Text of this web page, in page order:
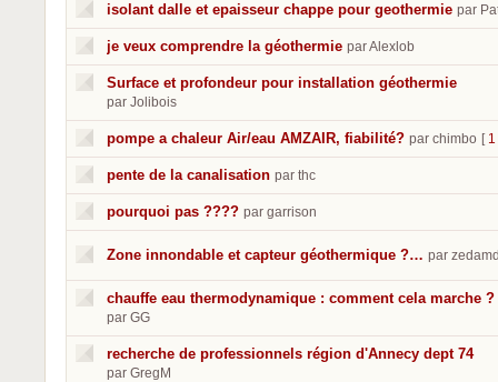
isolant dalle et epaisseur chappe pour geothermie par
je veux comprendre la géothermie par Alexlob
Surface et profondeur pour installation géothermie
par Jolibois
pompe a chaleur Air/eau AMZAIR, fiabilité? par chimbo [ 1
pente de la canalisation par thc
pourquoi pas ???? par garrison
Zone innondable et capteur géothermique ?… par
chauffe eau thermodynamique : comment cela marche ?
par GG
recherche de professionnels région d'Annecy dept 74
par GregM